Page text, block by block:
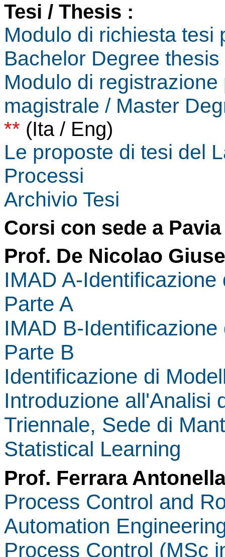
Tesi / Thesis :
Modulo di richiesta tesi
Bachelor Degree
Modulo di
magistrale / Master
** (Ita / Eng)
Le proposte di tesi del
Processi
Archivio Tesi
Corsi con sede a
Prof. De Nicolao
IMAD A-
Parte A
IMAD B-
Parte B
Identificazione di
Introduzione all'Analisi
Triennale, Sede di
Statistical Learning
Prof. Ferrara
Process Control and
Automation
Process Control (MSc